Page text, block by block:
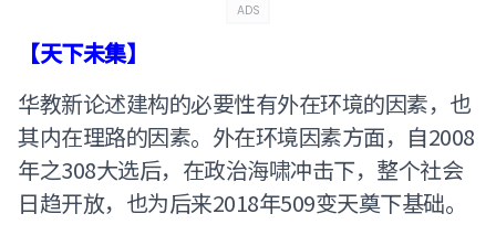
ADS
【天下未集】
华教新论述建构的必要性有外在环境的因素，也
其内在理路的因素。外在环境因素方面，自2008
年之308大选后，在政治海啸冲击下，整个社会
日趋开放，也为后来2018年509变天奠下基础。